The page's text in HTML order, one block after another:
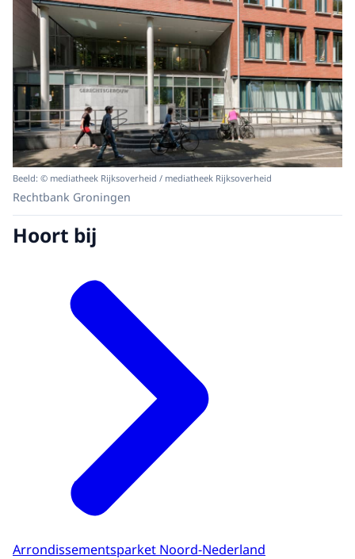
Beeld: © mediatheek Rijksoverheid / mediatheek Rijksoverheid
Rechtbank Groningen
Hoort bij
Arrondissementsparket Noord-Nederland